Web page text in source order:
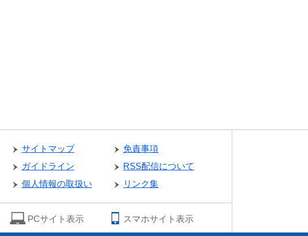
サイトマップ
免責事項
ガイドライン
RSS配信について
個人情報の取扱い
リンク集
PCサイト表示 スマホサイト表示